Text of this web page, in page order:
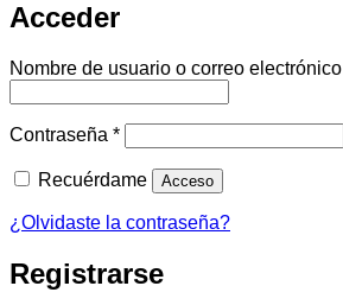
Acceder
Nombre de usuario o correo electrónico
Contraseña *Obligatorio
Recuérdame Acceso
¿Olvidaste la contraseña?
Registrarse